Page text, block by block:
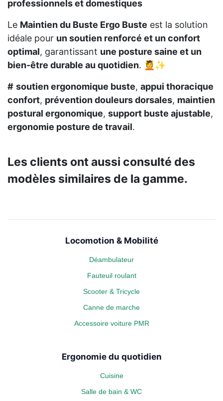
professionnels et domestiques
Le Maintien du Buste Ergo Buste est la solution
idéale pour un soutien renforcé et un confort
optimal, garantissant une posture saine et un
bien-être durable au quotidien. 💆✨
# soutien ergonomique buste, appui thoracique
confort, prévention douleurs dorsales, maintien
postural ergonomique, support buste ajustable,
ergonomie posture de travail.
Les clients ont aussi consulté des
modèles similaires de la gamme.
Locomotion & Mobilité
Déambulateur
Fauteuil roulant
Scooter & Tricycle
Canne de marche
Accessoire voiture PMR
Ergonomie du quotidien
Cuisine
Salle de bain & WC